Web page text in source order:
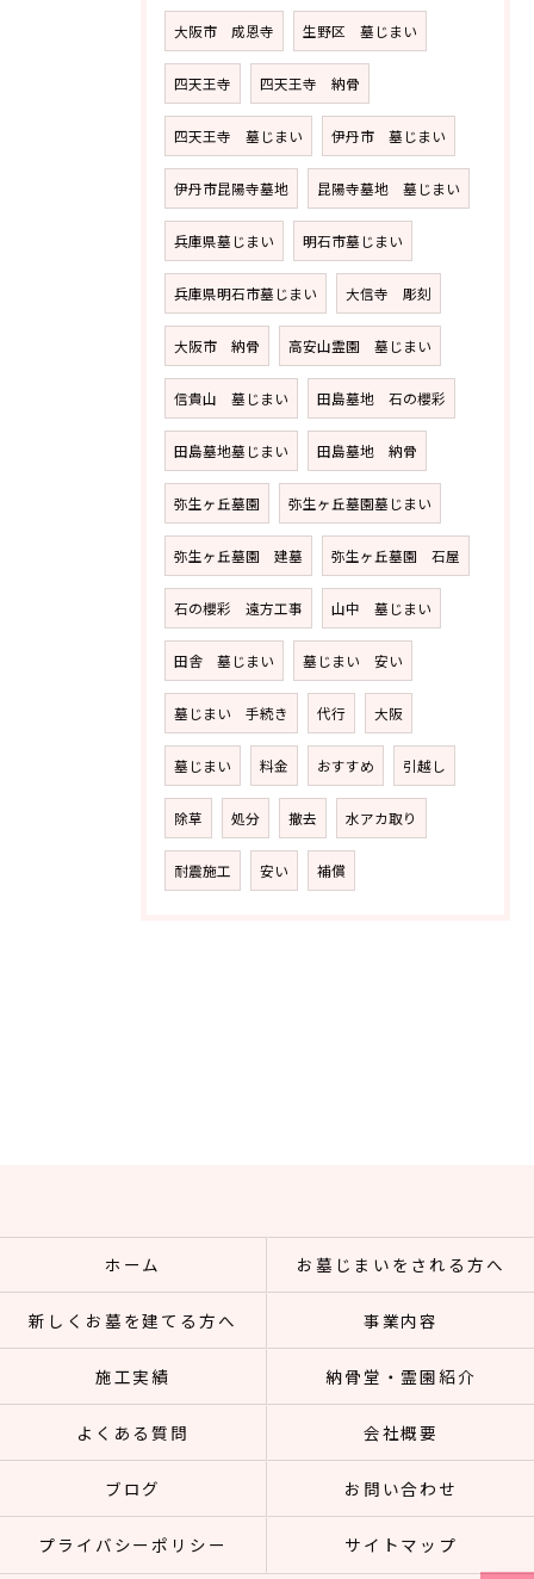
大阪市 成恩寺 生野区 墓じまい
四天王寺 四天王寺 納骨
四天王寺 墓じまい 伊丹市 墓じまい
伊丹市昆陽寺墓地 昆陽寺墓地 墓じまい
兵庫県墓じまい 明石市墓じまい
兵庫県明石市墓じまい 大信寺 彫刻
大阪市 納骨 高安山霊園 墓じまい
信貴山 墓じまい 田島墓地 石の櫻彩
田島墓地墓じまい 田島墓地 納骨
弥生ヶ丘墓園 弥生ヶ丘墓園墓じまい
弥生ヶ丘墓園 建墓 弥生ヶ丘墓園 石屋
石の櫻彩 遠方工事 山中 墓じまい
田舎 墓じまい 墓じまい 安い
墓じまい 手続き 代行 大阪
墓じまい 料金 おすすめ 引越し
除草 処分 撤去 水アカ取り
耐震施工 安い 補償
ホーム お墓じまいをされる方へ
新しくお墓を建てる方へ 事業内容
施工実績 納骨堂・霊園紹介
よくある質問 会社概要
ブログ お問い合わせ
プライバシーポリシー サイトマップ